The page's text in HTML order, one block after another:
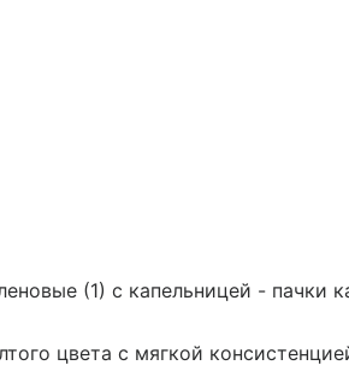
(1) с капельницей - пачки
цвета с мягкой